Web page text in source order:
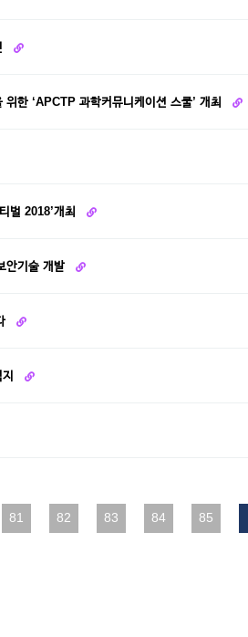
한 ‘APCTP 과학커뮤니케이션 스쿨’ 개최
벌 2018’개최
안기술 개발
81 82 83 84 85